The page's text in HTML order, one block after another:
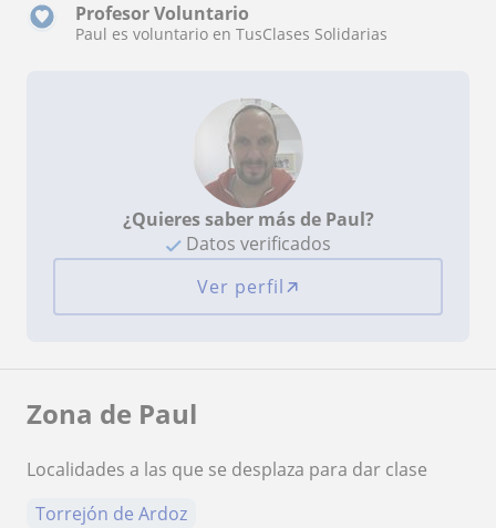
Profesor Voluntario
Paul es voluntario en TusClases Solidarias
¿Quieres saber más de Paul?
Datos verificados
Ver perfil
Zona de Paul
Localidades a las que se desplaza para dar clase
Torrejón de Ardoz